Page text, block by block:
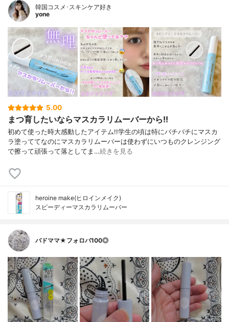
韓国コスメ･スキンケア好き
yone
5.00
まつ育したいならマスカラリムーバーから!!
初めて使った時大感動したアイテム!!⁡⁡学生の頃は特にバチバチにマスカ
ラ塗っててなのにマスカラリムーバーは使わずにいつものクレンジング
で擦って頑張って落としてま…続きを見る
heroine make(ヒロインメイク)
スピーディーマスカラリムーバー
バドママ★フォロバ100◎